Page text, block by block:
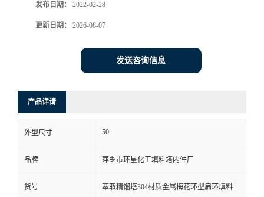
发布日期： 2022-02-28
更新日期： 2026-08-07
发送咨询信息
产品详请
外型尺寸 50
品牌 萍乡市环星化工填料塔内件厂
货号 萃取精馏塔304材质金属梅花环型扁环填料